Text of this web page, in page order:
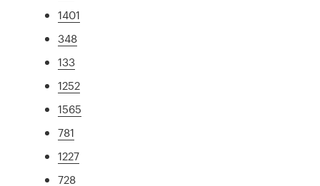
1401
348
133
1252
1565
781
1227
728